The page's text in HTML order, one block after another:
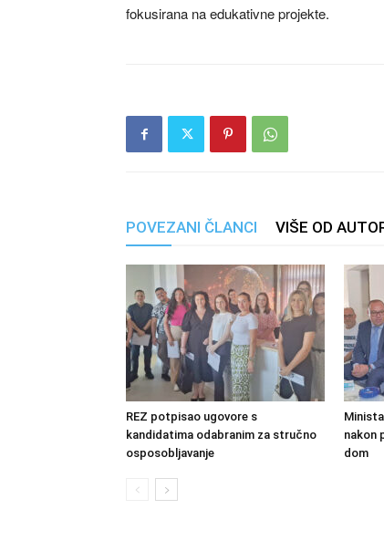
fokusirana na edukativne projekte.
POVEZANI ČLANCI VIŠE OD
REZ potpisao ugovore s
kandidatima odabranim za stručno
osposobljavanje
nakon
dom